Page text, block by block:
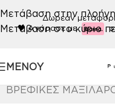
Μετάβαση στην
Μετάβαση στο κύριο
Δωρεάν
🖤Αγόρασε με
ΜΕΝΟΎ
ΒΡΕΦΙΚΕΣ